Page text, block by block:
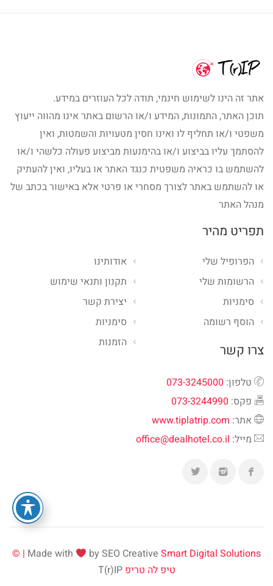
אתר זה הינו לשימוש חינמי, תודה לכל העוזרים במידע.
תוכן האתר, התמונות, המידע ו/או הרשום באתר אינו מהווה ייעוץ
משפטי ו/או תחליף לו ואינו חסין מטעויות והשמטות, ואין
להסתמך עליו בביצוע ו/או בהימנעות מביצוע פעולה כלשהי ו/או
להשתמש בו כראיה משפטית כנגד האתר או בעליו, ואין להעתיק
או להשתמש באתר לצורך מסחרי או פרטי אלא באישור בכתב של
מנהל האתר
תפריט מהיר
אודותינו
תקנון ותנאי שימוש
יצירת קשר
סימניות
הזמנות
הפרופיל שלי
הרשומות שלי
סימניות
הוסף רשומה
צרו קשר
טלפון: 073-3245000
פקס: 073-3244990
אתר: www.tiplatrip.com
מייל: office@dealhotel.co.il
Made with by SEO CreativeSmart Digital Solutions | ©
טיפ לה טריפ T(r)IP